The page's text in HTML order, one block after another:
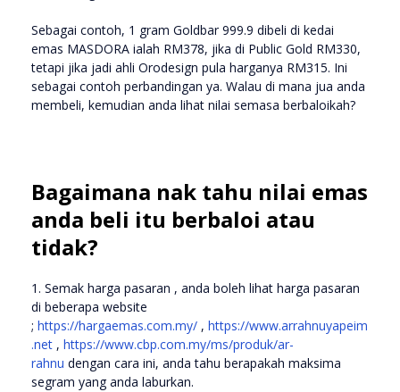
Sebagai contoh, 1 gram Goldbar 999.9 dibeli di kedai
emas MASDORA ialah RM378, jika di Public Gold RM330,
tetapi jika jadi ahli Orodesign pula harganya RM315. Ini
sebagai contoh perbandingan ya. Walau di mana jua anda
membeli, kemudian anda lihat nilai semasa berbaloikah?
Bagaimana nak tahu nilai emas
anda beli itu berbaloi atau
tidak?
1. Semak harga pasaran , anda boleh lihat harga pasaran
di beberapa website
; https://hargaemas.com.my/ , https://www.arrahnuyapeim
.net , https://www.cbp.com.my/ms/produk/ar-
rahnu dengan cara ini, anda tahu berapakah maksima
segram yang anda laburkan.